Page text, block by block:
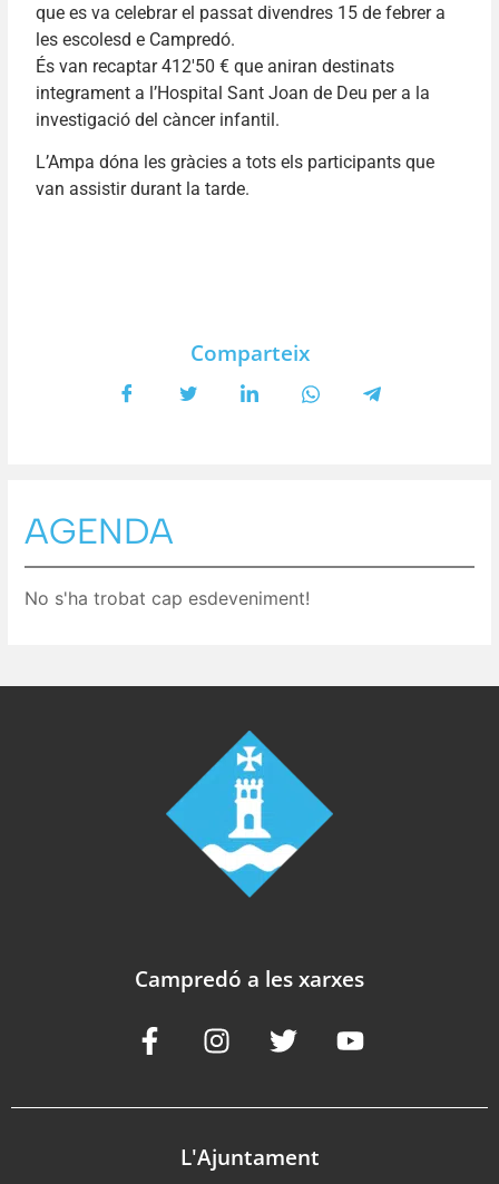
que es va celebrar el passat divendres 15 de febrer a
les escolesd e Campredó.
És van recaptar 412'50 € que aniran destinats
integrament a l’Hospital Sant Joan de Deu per a la
investigació del càncer infantil.
L’Ampa dóna les gràcies a tots els participants que
van assistir durant la tarde.
Comparteix
AGENDA
No s'ha trobat cap esdeveniment!
Campredó a les xarxes
L'Ajuntament